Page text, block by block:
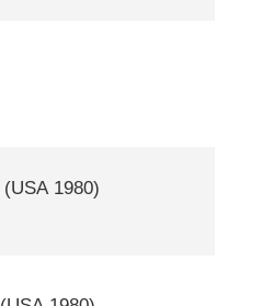
(USA1980)